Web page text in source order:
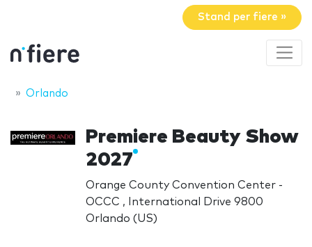
Stand per fiere »
Orlando
Premiere Beauty Show
2027
Orange County Convention Center -
OCCC , International Drive 9800
Orlando (US)